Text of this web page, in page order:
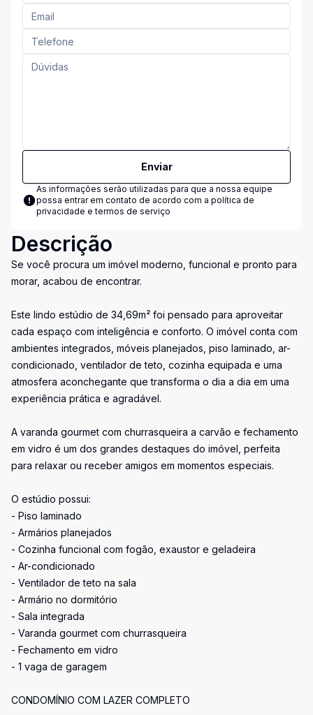
Enviar
As informações serão utilizadas para que a nossa equipe
possa entrar em contato de acordo com a política de
privacidade e termos de serviço
Descrição
Se você procura um imóvel moderno, funcional e pronto para
morar, acabou de encontrar.
Este lindo estúdio de 34,69m² foi pensado para aproveitar
cada espaço com inteligência e conforto. O imóvel conta com
ambientes integrados, móveis planejados, piso laminado, ar-
condicionado, ventilador de teto, cozinha equipada e uma
atmosfera aconchegante que transforma o dia a dia em uma
experiência prática e agradável.
A varanda gourmet com churrasqueira a carvão e fechamento
em vidro é um dos grandes destaques do imóvel, perfeita
para relaxar ou receber amigos em momentos especiais.
O estúdio possui:
- Piso laminado
- Armários planejados
- Cozinha funcional com fogão, exaustor e geladeira
- Ar-condicionado
- Ventilador de teto na sala
- Armário no dormitório
- Sala integrada
- Varanda gourmet com churrasqueira
- Fechamento em vidro
- 1 vaga de garagem
CONDOMÍNIO COM LAZER COMPLETO